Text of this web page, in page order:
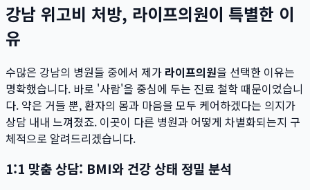
강남 위고비 처방, 라이프의원이 특별한 이
유
수많은 강남의 병원들 중에서 제가 라이프의원을 선택한 이유는
명확했습니다. 바로 '사람'을 중심에 두는 진료 철학 때문이었습니
다. 약은 거들 뿐, 환자의 몸과 마음을 모두 케어하겠다는 의지가
상담 내내 느껴졌죠. 이곳이 다른 병원과 어떻게 차별화되는지 구
체적으로 알려드리겠습니다.
1:1 맞춤 상담: BMI와 건강 상태 정밀 분석